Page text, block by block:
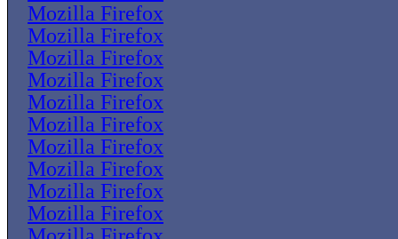
Mozilla Firefox
Mozilla Firefox
Mozilla Firefox
Mozilla Firefox
Mozilla Firefox
Mozilla Firefox
Mozilla Firefox
Mozilla Firefox
Mozilla Firefox
Mozilla Firefox